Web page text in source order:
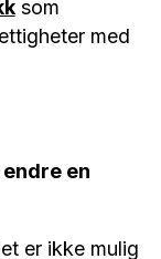
som
med
en
er ikke mulig